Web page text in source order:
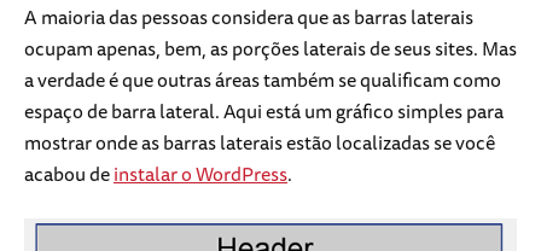
A maioria das pessoas considera que as barras laterais
ocupam apenas, bem, as porções laterais de seus sites. Mas
a verdade é que outras áreas também se qualificam como
espaço de barra lateral. Aqui está um gráfico simples para
mostrar onde as barras laterais estão localizadas se você
acabou deinstalar o WordPress.